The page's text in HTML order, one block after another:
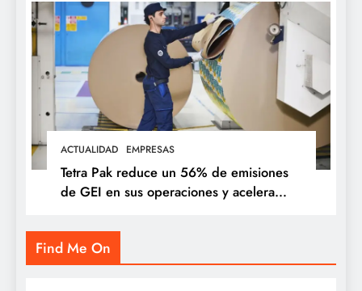
ACTUALIDAD EMPRESAS
Tetra Pak reduce un 56% de emisiones
de GEI en sus operaciones y acelera
más sostenible
Find Me On